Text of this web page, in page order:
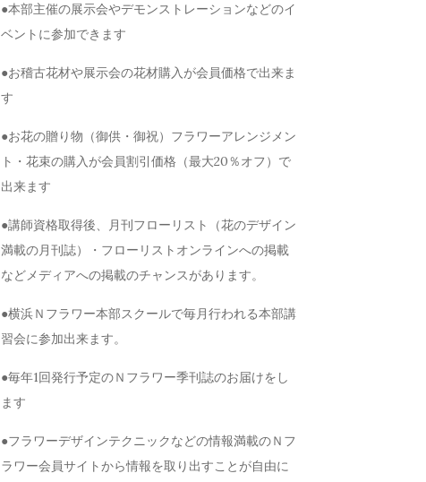
●本部主催の展示会やデモンストレーションなどのイ
ベントに参加できます
●お稽古花材や展示会の花材購入が会員価格で出来ま
す
●お花の贈り物（御供・御祝）フラワーアレンジメン
ト・花束の購入が会員割引価格（最大20％オフ）で
出来ます
●講師資格取得後、月刊フローリスト（花のデザイン
満載の月刊誌）・フローリストオンラインへの掲載
などメディアへの掲載のチャンスがあります。
●横浜Ｎフラワー本部スクールで毎月行われる本部講
習会に参加出来ます。
●毎年1回発行予定のＮフラワー季刊誌のお届けをし
ます
●フラワーデザインテクニックなどの情報満載のＮフ
ラワー会員サイトから情報を取り出すことが自由に